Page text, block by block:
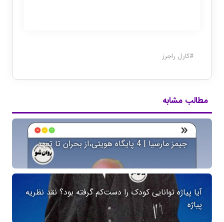
#کارل راجرز
مطالب مشابه
جیمز مارسیا | 4 پایگاه هویتی،از بحران تا تعهد
آیا پیاژه توانایی کودک را دست‌کم گرفته بود؟ نقد نظریه
پیاژه